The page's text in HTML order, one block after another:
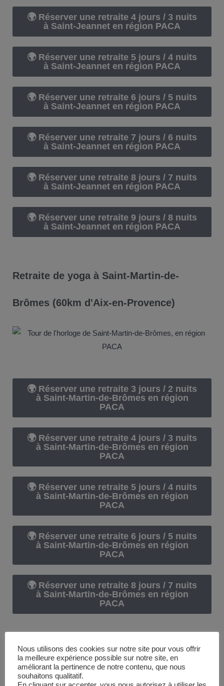
🌍 Réserver une retraite 4 jours / 3 nuits
à Saint-Jeannet en région PACA
🌍 Réserver une retraite 5 jours / 4 nuits
à Saint-Jeannet en région PACA
🌍 Réserver une retraite 6 jours / 5 nuits
à Saint-Jeannet en région PACA
🌍 Réserver une retraite 7 jours / 6 nuits
à Saint-Jeannet en région PACA
🌍 Réserver une retraite 8 jours / 7 nuits
à Saint-Jeannet en région PACA
🌍 Réserver une retraite 9 jours / 8 nuits
à Saint-Jeannet en région PACA
Retraite de yoga à Saint-Martin-de-
Brômes (60km d'Aix-en-Provence)
🌍 Réserver une retraite 3 jours / 2 nuits
à Saint-Martin-de-Brômes en région
PACA
🌍 Réserver une retraite 4 jours / 3 nuits
à Saint-Martin-de-Brômes en région
PACA
🌍 Réserver une retraite 5 jours / 4 nuits
à Saint-Martin-de-Brômes en région
PACA
🌍 Réserver une retraite 6 jours / 5 nuits
à Saint-Martin-de-Brômes en région
PACA
🌍 Réserver une retraite 8 jours / 7 nuits
à Saint-Martin-de-Brômes en région
PACA
Au coeur duPays basque
Nous utilisons des cookies sur notre site pour vous offrir
la meilleure expérience possible sur notre site, en
améliorant la pertinence de notre contenu, que nous
souhaitons qualitatif.